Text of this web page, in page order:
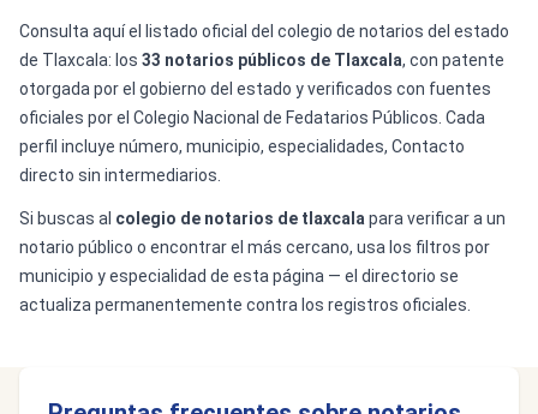
Consulta aquí el listado oficial del colegio de notarios del estado
de Tlaxcala: los 33 notarios públicos de Tlaxcala, con patente
otorgada por el gobierno del estado y verificados con fuentes
oficiales por el Colegio Nacional de Fedatarios Públicos. Cada
perfil incluye número, municipio, especialidades, Contacto
directo sin intermediarios.
Si buscas al colegio de notarios de tlaxcala para verificar a un
notario público o encontrar el más cercano, usa los filtros por
municipio y especialidad de esta página — el directorio se
actualiza permanentemente contra los registros oficiales.